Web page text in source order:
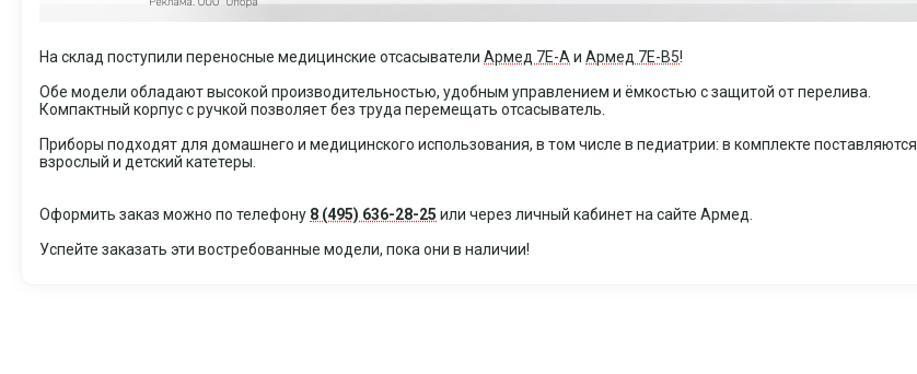
На склад поступили переносные медицинские отсасыватели Армед 7E-A и Армед 7E-B5!
Обе модели обладают высокой производительностью, удобным управлением и ёмкостью с защитой от перелива.
Компактный корпус с ручкой позволяет без труда перемещать отсасыватель.
Приборы подходят для домашнего и медицинского использования, в том числе в педиатрии: в комплекте поставляются
взрослый и детский катетеры.
Оформить заказ можно по телефону 8 (495) 636-28-25 или через личный кабинет на сайте Армед.
Успейте заказать эти востребованные модели, пока они в наличии!